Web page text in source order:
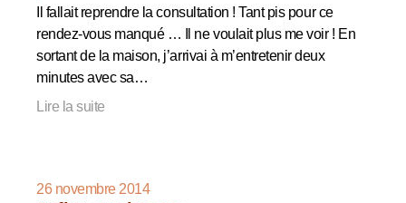
Il fallait reprendre la consultation ! Tant pis pour ce
rendez-vous manqué … Il ne voulait plus me voir ! En
sortant de la maison, j’arrivai à m’entretenir deux
minutes avec sa…
Lire la suite
26 novembre 2014